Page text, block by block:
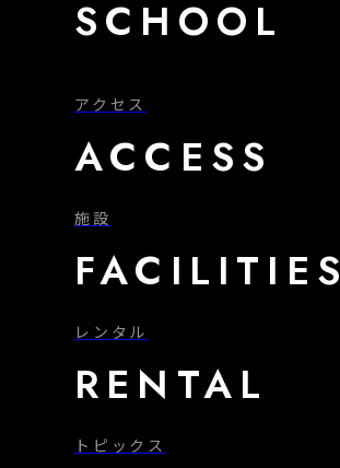
SCHOOL
アクセス
ACCESS
施設
FACILITIES
レンタル
RENTAL
トピックス